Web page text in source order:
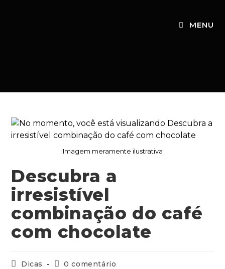
MENU
Imagem meramente ilustrativa
Descubra a
irresistível
combinação do café
com chocolate
Dicas 0 comentário